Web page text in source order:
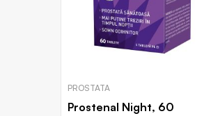
PROSTATA
Prostenal Night, 60